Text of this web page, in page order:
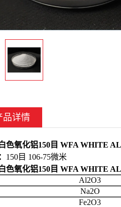
品详情
色氧化铝150目 WFA WHITE
150目 106-75微米
色氧化铝150目 WFA WHITE
Al2O3
Na2O
Fe2O3